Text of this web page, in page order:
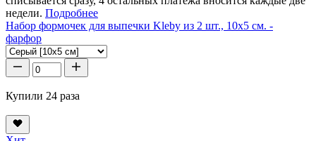
недели. Подробнее
Набор формочек для выпечки Kleby из 2 шт., 10x5 см. -
фарфор
Купили 24 раза